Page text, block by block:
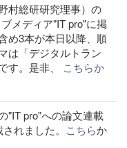
村総研研究理事）の
メディア"IT pro"に掲
め3本が本日以降、順
は「デジタルトラン
す。是非、 こちらか
"IT pro"への論文連載
れました。 こちらか